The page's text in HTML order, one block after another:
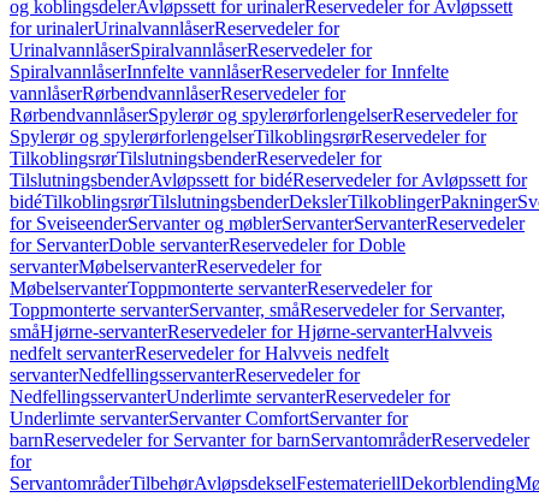
og koblingsdelerAvløpssett for urinalerReservedeler for Avløpssett
for urinalerUrinalvannlåserReservedeler for
UrinalvannlåserSpiralvannlåserReservedeler for
SpiralvannlåserInnfelte vannlåserReservedeler for Innfelte
vannlåserRørbendvannlåserReservedeler for
RørbendvannlåserSpylerør og spylerørforlengelserReservedeler for
Spylerør og spylerørforlengelserTilkoblingsrørReservedeler for
TilkoblingsrørTilslutningsbenderReservedeler for
TilslutningsbenderAvløpssett for bidéReservedeler for Avløpssett for
bidéTilkoblingsrørTilslutningsbenderDekslerTilkoblingerPakninger
for SveiseenderServanter og møblerServanterServanterReservedeler
for ServanterDoble servanterReservedeler for Doble
servanterMøbelservanterReservedeler for
MøbelservanterToppmonterte servanterReservedeler for
Toppmonterte servanterServanter, småReservedeler for Servanter,
småHjørne-servanterReservedeler for Hjørne-servanterHalvveis
nedfelt servanterReservedeler for Halvveis nedfelt
servanterNedfellingsservanterReservedeler for
NedfellingsservanterUnderlimte servanterReservedeler for
Underlimte servanterServanter ComfortServanter for
barnReservedeler for Servanter for barnServantområderReservedeler
for
ServantområderTilbehørAvløpsdekselFestemateriellDekorblending